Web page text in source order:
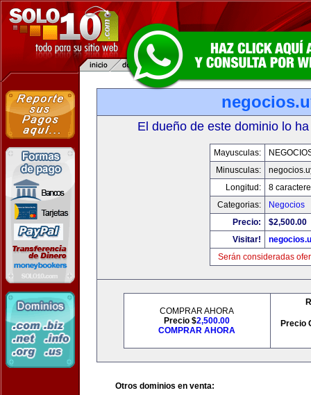
El dueño de este dominio lo
Mayusculas:
Minusculas:
Longitud:
8
Categorias:
Negocios
Precio:
$2,500.00
Visitar!
Serán consideradas
COMPRAR AHORA
Precio $2,500.00
COMPRAR AHORA
Precio
Otros dominios en venta: